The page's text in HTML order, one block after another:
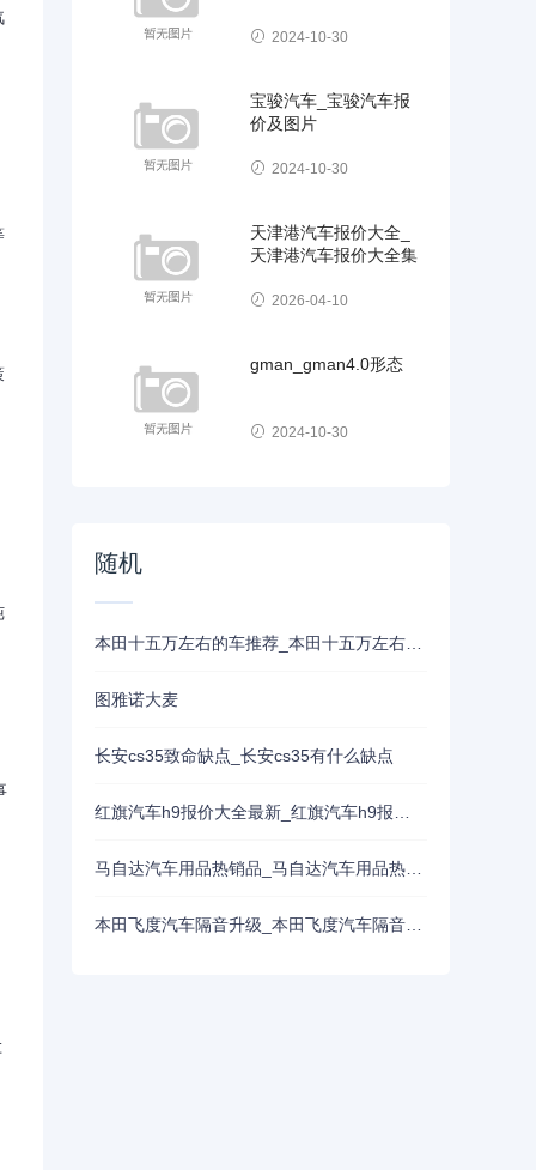
2024-10-30
宝骏汽车_宝骏汽车报
价及图片
2024-10-30
天津港汽车报价大全_
天津港汽车报价大全集
2026-04-10
gman_gman4.0形态
2024-10-30
随机
图雅诺大麦
长安cs35致命缺点_长安cs35有什么缺点